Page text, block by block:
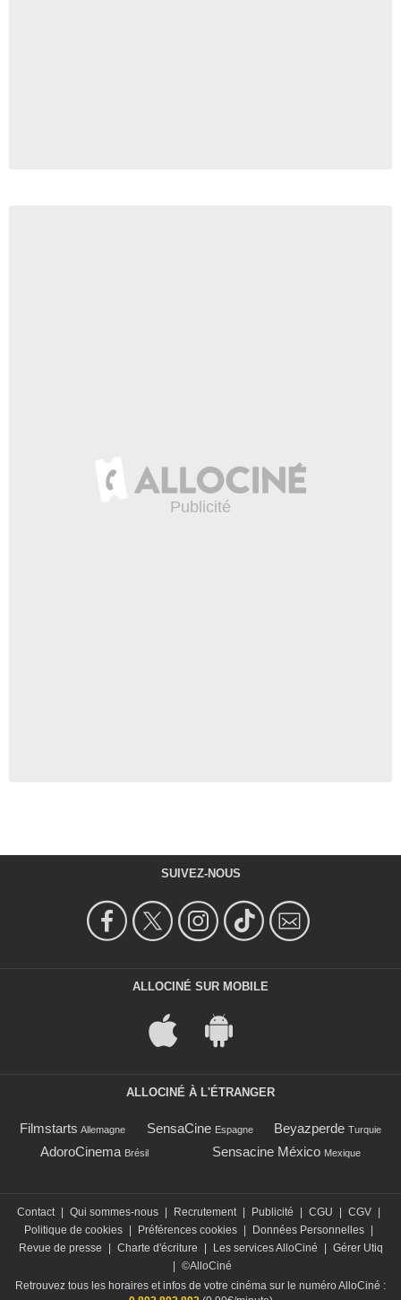
SUIVEZ-NOUS
ALLOCINÉ SUR MOBILE
ALLOCINÉ À L'ÉTRANGER
Filmstarts Allemagne SensaCine Espagne Beyazperde Turquie
AdoroCinema Brésil Sensacine México Mexique
Contact Qui sommes-nous Recrutement Publicité CGU CGV
Politique de cookies
Préférences cookies Données Personnelles
Revue de presse
Charte d'écriture Les services AlloCiné
Gérer Utiq
©AlloCiné
Retrouvez tous les horaires et infos de votre cinéma sur le numéro AlloCiné :